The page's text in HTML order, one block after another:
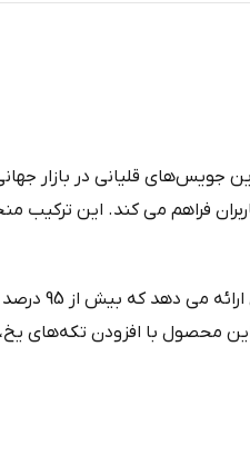
جویس‌های قلیانی در بازار
فراهم می‌ کند. این ترکیب
با بالانس
محصول با افزودن تکه‌های